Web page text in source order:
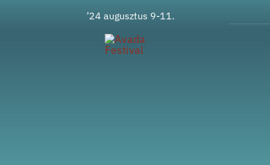
’24 augusztus 9-11.